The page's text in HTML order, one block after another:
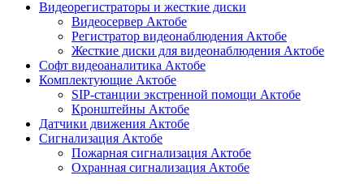
Видеорегистраторы и жесткие диски
Видеосервер Актобе
Регистратор видеонаблюдения Актобе
Жесткие диски для видеонаблюдения Актобе
Софт видеоаналитика Актобе
Комплектующие Актобе
SIP-станции экстренной помощи Актобе
Кронштейны Актобе
Датчики движения Актобе
Сигнализация Актобе
Пожарная сигнализация Актобе
Охранная сигнализация Актобе